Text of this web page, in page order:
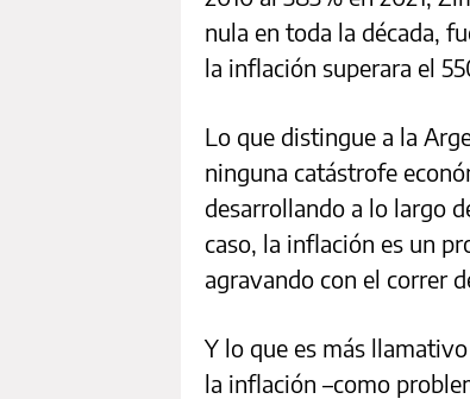
nula en toda la década,
la inflación superara el
Lo que distingue a la
ninguna catástrofe
desarrollando a lo largo
caso, la inflación es un
agravando con el correr
Y lo que es más
la inflación –como